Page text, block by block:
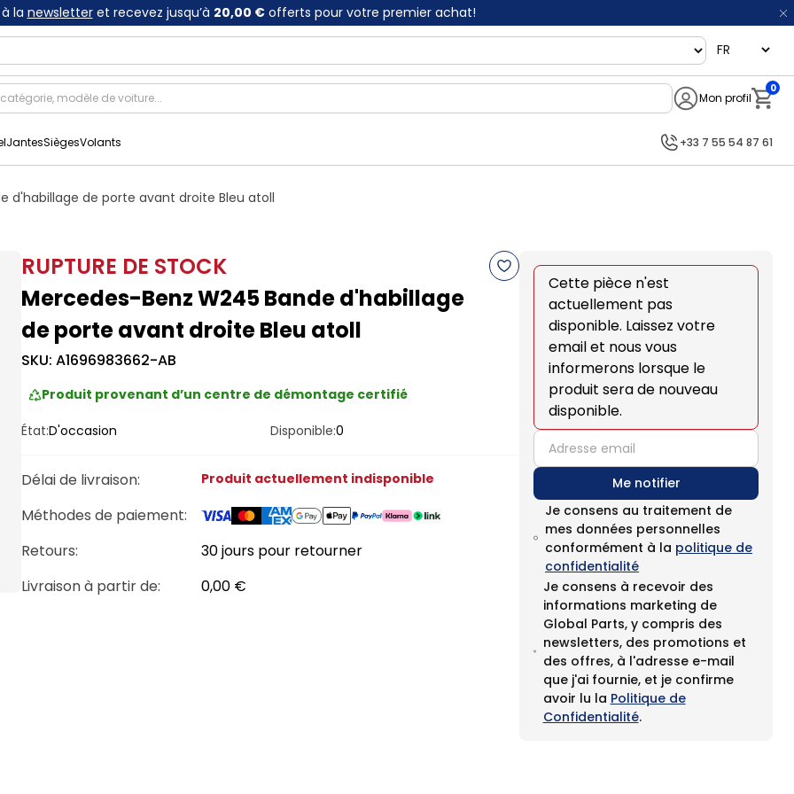
la newsletteret recevez jusqu’à 20,00 €offerts pour votre premier achat!
language
Mon profil
0
JantesSiègesVolants +33 7 55 54 87 61
d'habillage de porte avant droite Bleu atoll
RUPTURE DE STOCK
Mercedes-Benz W245 Bande d'habillage
de porte avant droite Bleu atoll
SKU: A1696983662-AB
Produit provenant d’un centre de démontage certifié
État:D'occasion Disponible:0
Délai de livraison: Produit actuellement indisponible
Méthodes de paiement:
Retours:
30 jours pour retourner
Livraison à partir de: 0,00 €
Cette pièce n'est
actuellement pas
disponible. Laissez votre
email et nous vous
informerons lorsque le
produit sera de nouveau
disponible.
email
Me notifier
Je consens au traitement de
mes données personnelles
conformément à la politique de
confidentialité
Je consens à recevoir des
informations marketing de
Global Parts, y compris des
newsletters, des promotions et
des offres, à l'adresse e-mail
que j'ai fournie, et je confirme
avoir lu la Politique de
Confidentialité.